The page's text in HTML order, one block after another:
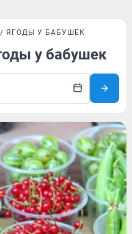
ЯГОДЫ У БАБУШЕК
у бабушек